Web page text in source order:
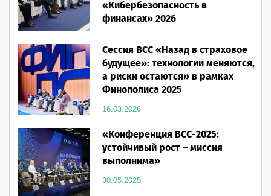
«Кибербезопасность в
финансах» 2026
Сессия ВСС «Назад в страховое
будущее»: технологии меняются,
а риски остаются» в рамках
Финополиса 2025
16.03.2026
«Конференция ВСС-2025:
устойчивый рост – миссия
выполнима»
30.05.2025